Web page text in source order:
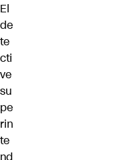
El
de
te
cti
ve
su
pe
rin
te
nd